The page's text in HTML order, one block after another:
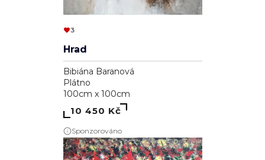
3
Hrad
Bibiána Baranová
Plátno
100cm x 100cm
10 450 Kč
Sponzorováno